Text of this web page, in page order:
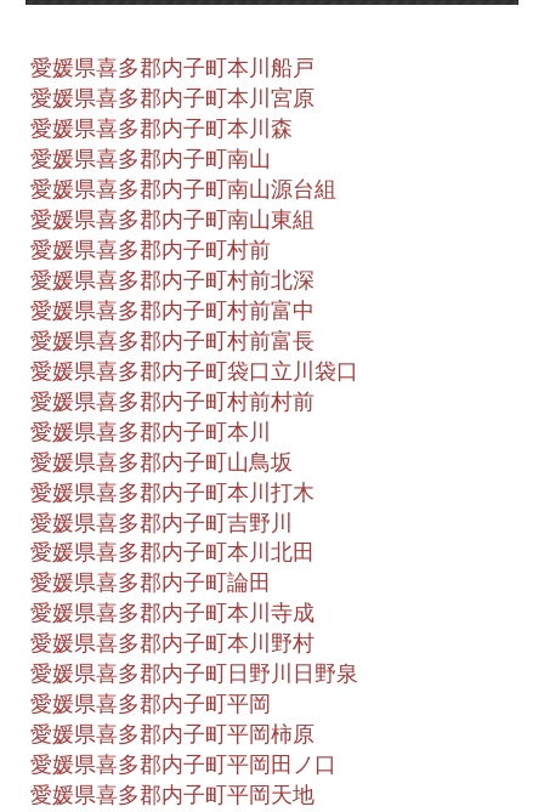
愛媛県喜多郡内子町本川船戸
愛媛県喜多郡内子町本川宮原
愛媛県喜多郡内子町本川森
愛媛県喜多郡内子町南山
愛媛県喜多郡内子町南山源台組
愛媛県喜多郡内子町南山東組
愛媛県喜多郡内子町村前
愛媛県喜多郡内子町村前北深
愛媛県喜多郡内子町村前富中
愛媛県喜多郡内子町村前富長
愛媛県喜多郡内子町袋口立川袋口
愛媛県喜多郡内子町村前村前
愛媛県喜多郡内子町本川
愛媛県喜多郡内子町山鳥坂
愛媛県喜多郡内子町本川打木
愛媛県喜多郡内子町吉野川
愛媛県喜多郡内子町本川北田
愛媛県喜多郡内子町論田
愛媛県喜多郡内子町本川寺成
愛媛県喜多郡内子町本川野村
愛媛県喜多郡内子町日野川日野泉
愛媛県喜多郡内子町平岡
愛媛県喜多郡内子町平岡柿原
愛媛県喜多郡内子町平岡田ノ口
愛媛県喜多郡内子町平岡天地